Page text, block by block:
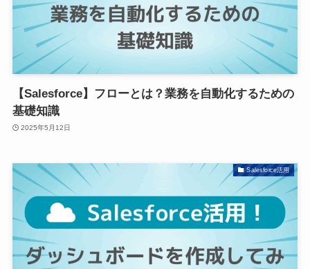
【Salesforce】フローとは？業務を自動化するための
基礎知識
2025年5月12日
Salesforce活用